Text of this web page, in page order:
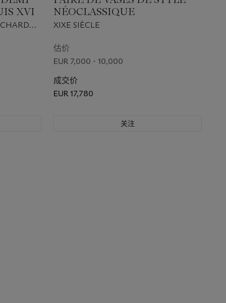
XVI
NÉOCLASSIQUE
XIXE SIÈCLE
估价
EUR 7,000 - 10,000
成交价
EUR 17,780
关注